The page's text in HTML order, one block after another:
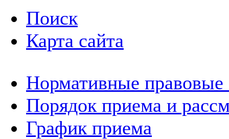
Поиск
Карта сайта
Нормативные правовые
Порядок приема и
График приема